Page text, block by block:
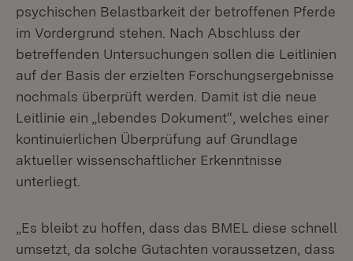
psychischen Belastbarkeit der betroffenen Pferde
im Vordergrund stehen. Nach Abschluss der
betreffenden Untersuchungen sollen die Leitlinien
auf der Basis der erzielten Forschungsergebnisse
nochmals überprüft werden. Damit ist die neue
Leitlinie ein „lebendes Dokument“, welches einer
kontinuierlichen Überprüfung auf Grundlage
aktueller wissenschaftlicher Erkenntnisse
unterliegt.
„Es bleibt zu hoffen, dass das BMEL diese schnell
umsetzt, da solche Gutachten voraussetzen, dass